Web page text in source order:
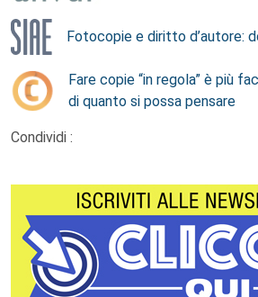
Fotocopie e diritto d’autore:
Fare copie “in regola” è più
di quanto si possa pensare
Condividi :